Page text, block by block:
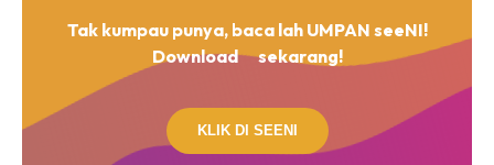
Tak kumpau punya, baca lah UMPAN seeNI!
Download
sekarang!
KLIK DI SEENI